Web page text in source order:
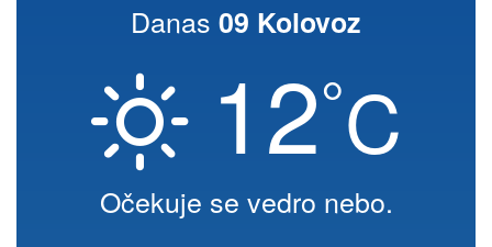
Danas 09 Kolovoz
12°C
Očekuje se vedro nebo.